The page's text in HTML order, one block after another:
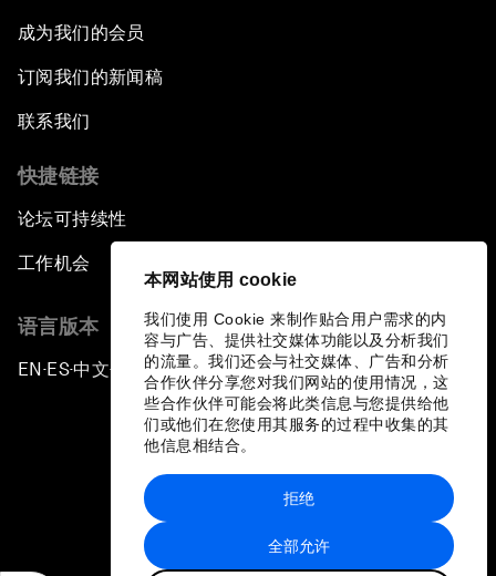
本网站使用 cookie
我们使用 Cookie 来制作贴合用户需求的内
容与广告、提供社交媒体功能以及分析我们
的流量。我们还会与社交媒体、广告和分析
合作伙伴分享您对我们网站的使用情况，这
些合作伙伴可能会将此类信息与您提供给他
们或他们在您使用其服务的过程中收集的其
他信息相结合。
全部允许
拒绝
成为我们的会员
订阅我们的新闻稿
联系我们
快捷链接
论坛可持续性
工作机会
语言版本
EN ▪ES▪中文▪ 日本語
站点地图